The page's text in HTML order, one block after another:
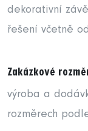
dekorativní
řešení včetně
Zakázkové
výroba a
rozměrech